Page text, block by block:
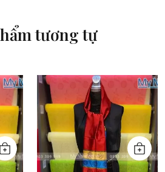
tương tự